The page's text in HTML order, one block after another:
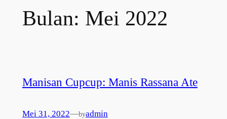
Bulan: Mei 2022
Manisan Cupcup: Manis Rassana Ate
Mei 31, 2022—byadmin